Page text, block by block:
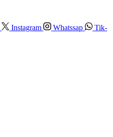
Instagram Whatssap
Tik-